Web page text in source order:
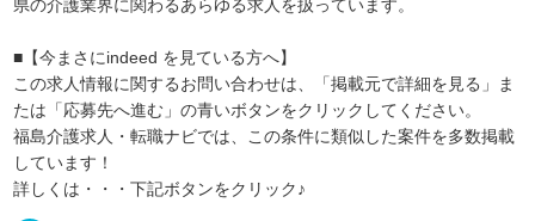
県の介護業界に関わるあらゆる求人を扱っています。
■【今まさにindeed を見ている方へ】
この求人情報に関するお問い合わせは、「掲載元で詳細を見る」ま
たは「応募先へ進む」の青いボタンをクリックしてください。
福島介護求人・転職ナビでは、この条件に類似した案件を多数掲載
しています！
詳しくは・・・下記ボタンをクリック♪